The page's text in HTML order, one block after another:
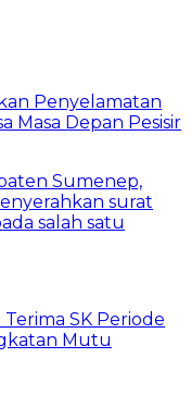
Penyelamatan
Masa Depan Pesisir
SK Periode
Mutu